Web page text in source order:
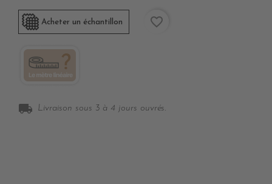
Acheter un échantillon favorite_border
local_shipping Livraison sous 3 à 4 jours ouvrés.